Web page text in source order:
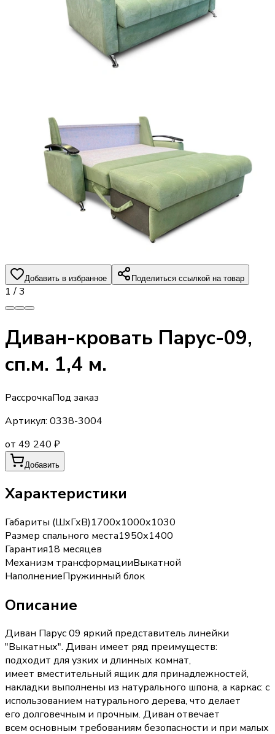
Добавить в избранное Поделиться ссылкой на товар
1 /3
Диван-кровать Парус-09,
сп.м. 1,4 м.
РассрочкаПод заказ
Артикул: 0338-3004
от 49 240 ₽
Добавить
Характеристики
Габариты (ШхГхВ)1700х1000х1030
Размер спального места1950х1400
Гарантия18 месяцев
Механизм трансформацииВыкатной
НаполнениеПружинный блок
Описание
Диван Парус 09 яркий представитель линейки
"Выкатных". Диван имеет ряд преимуществ:
подходит для узких и длинных комнат,
имеет вместительный ящик для принадлежностей,
накладки выполнены из натурального шпона, а каркас: с
использованием натурального дерева, что делает
его долговечным и прочным. Диван отвечает
всем основным требованиям безопасности и при малых